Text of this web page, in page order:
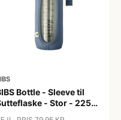
Bottle - Sleeve til
- Stor - 225ml